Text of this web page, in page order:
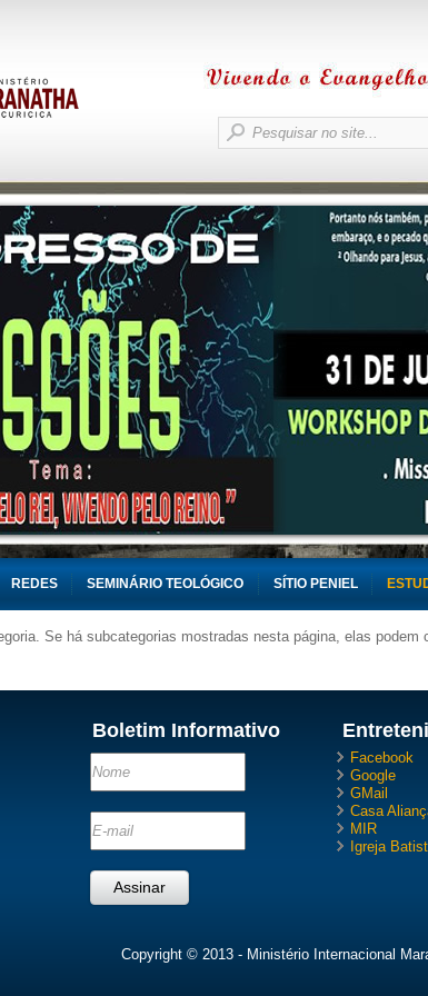
REDES SEMINÁRIO TEOLÓGICO SÍTIO PENIEL
Se há subcategorias mostradas nesta página, elas podem
Boletim Informativo
Facebook
Google
GMail
Casa
MIR
Igreja
Copyright © 2013 - Ministério Internacional